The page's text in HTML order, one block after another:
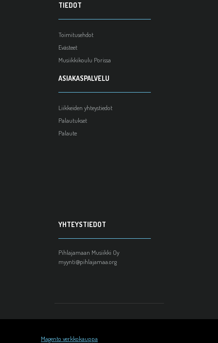
TIEDOT
Toimitusehdot
Evästeet
Musiikkikoulu Porissa
ASIAKASPALVELU
Liikkeiden yhteystiedot
Palautukset
Palaute
YHTEYSTIEDOT
Pihlajamaan Musiikki Oy
myynti@pihlajamaa.org
Magento verkkokauppa